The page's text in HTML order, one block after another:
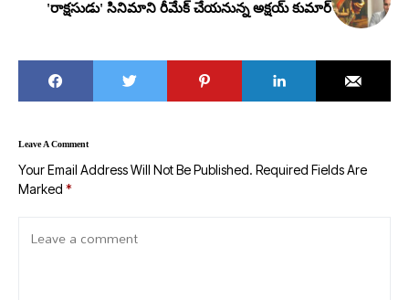
'రాక్షసుడు' సినిమాని రీమేక్ చేయనున్న అక్షయ్ కుమార్
Leave A Comment
Your Email Address Will Not Be Published. Required Fields Are
Marked *